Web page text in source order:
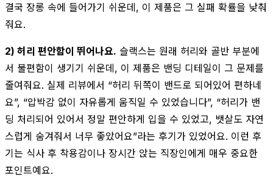
결국 장롱 속에 들어가기 쉬운데, 이 제품은 그 실패 확률을 낮춰
줘요.
2) 허리 편안함이 뛰어나요. 슬랙스는 원래 허리와 골반 부분에
서 불편함이 생기기 쉬운데, 이 제품은 밴딩 디테일이 그 문제를
줄여줘요. 실제 리뷰에서 “허리 뒤쪽이 밴드로 되어있어 편하네
요”, “압박감 없이 자유롭게 움직일 수 있었습니다”, “허리가 밴
딩 처리되어 있어서 정말 편안하게 입을 수 있었고, 뱃살도 자연
스럽게 숨겨줘서 너무 좋았어요”라는 후기가 있었어요. 이런 후
기는 식사 후 착용감이나 장시간 앉는 직장인에게 매우 중요한
포인트예요.